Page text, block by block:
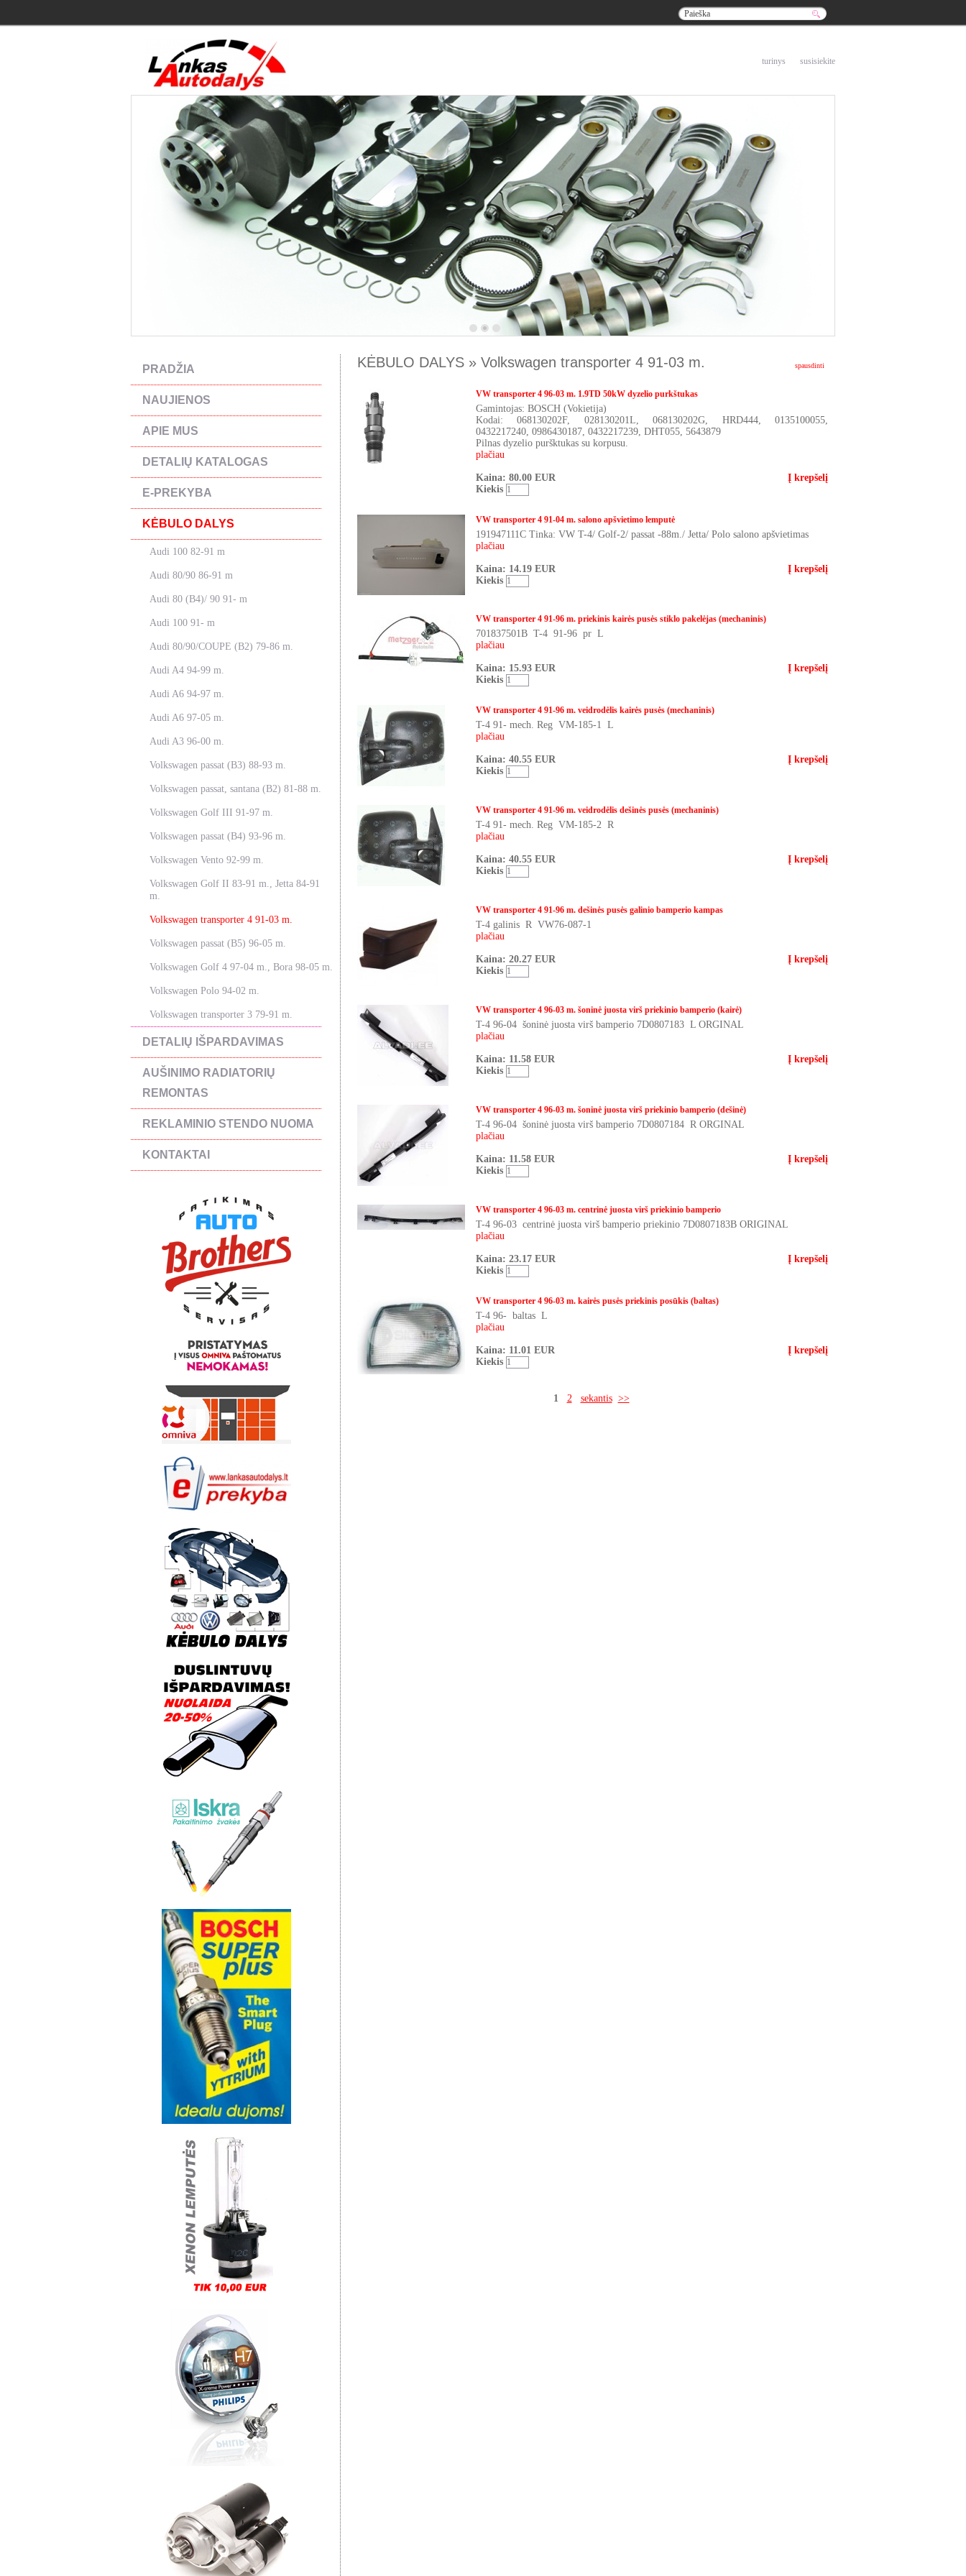
susisiekite
turinys
PRADŽIA
NAUJIENOS
APIE MUS
DETALIŲ KATALOGAS
E-PREKYBA
KĖBULO DALYS
Audi 100 82-91 m
Audi 80/90 86-91 m
Audi 80 (B4)/ 90 91- m
Audi 100 91- m
Audi 80/90/COUPE (B2) 79-86 m.
Audi A4 94-99 m.
Audi A6 94-97 m.
Audi A6 97-05 m.
Audi A3 96-00 m.
Volkswagen passat (B3) 88-93 m.
Volkswagen passat, santana (B2) 81-88 m.
Volkswagen Golf III 91-97 m.
Volkswagen passat (B4) 93-96 m.
Volkswagen Vento 92-99 m.
Volkswagen Golf II 83-91 m., Jetta 84-91
m.
Volkswagen transporter 4 91-03 m.
Volkswagen passat (B5) 96-05 m.
Volkswagen Golf 4 97-04 m., Bora 98-05 m.
Volkswagen Polo 94-02 m.
Volkswagen transporter 3 79-91 m.
DETALIŲ IŠPARDAVIMAS
AUŠINIMO RADIATORIŲ
REMONTAS
REKLAMINIO STENDO NUOMA
KONTAKTAI
KĖBULO DALYS » Volkswagen transporter 4 91-03 m. spausdinti
VW transporter 4 96-03 m. 1.9TD 50kW dyzelio purkštukas
Gamintojas: BOSCH (Vokietija)
Kodai: 068130202F, 028130201L, 068130202G, HRD444, 0135100055,
0432217240, 0986430187, 0432217239, DHT055, 5643879
Pilnas dyzelio puršktukas su korpusu.
plačiau
Kaina: 80.00 EUR
Kiekis
Į krepšelį
VW transporter 4 91-04 m. salono apšvietimo lemputė
191947111C Tinka: VW T-4/ Golf-2/ passat -88m./ Jetta/ Polo salono apšvietimas
plačiau
Kaina: 14.19 EUR
Kiekis
Į krepšelį
VW transporter 4 91-96 m. priekinis kairės pusės stiklo pakelėjas (mechaninis)
701837501B T-4 91-96 pr L
plačiau
Kaina: 15.93 EUR
Kiekis
Į krepšelį
VW transporter 4 91-96 m. veidrodėlis kairės pusės (mechaninis)
T-4 91- mech. Reg VM-185-1 L
plačiau
Kaina: 40.55 EUR
Kiekis
Į krepšelį
VW transporter 4 91-96 m. veidrodėlis dešinės pusės (mechaninis)
T-4 91- mech. Reg VM-185-2 R
plačiau
Kaina: 40.55 EUR
Kiekis
Į krepšelį
VW transporter 4 91-96 m. dešinės pusės galinio bamperio kampas
T-4 galinis R VW76-087-1
plačiau
Kaina: 20.27 EUR
Kiekis
Į krepšelį
VW transporter 4 96-03 m. šoninė juosta virš priekinio bamperio (kairė)
T-4 96-04 šoninė juosta virš bamperio 7D0807183 L ORGINAL
plačiau
Kaina: 11.58 EUR
Kiekis
Į krepšelį
VW transporter 4 96-03 m. šoninė juosta virš priekinio bamperio (dešinė)
T-4 96-04 šoninė juosta virš bamperio 7D0807184 R ORGINAL
plačiau
Kaina: 11.58 EUR
Kiekis
Į krepšelį
VW transporter 4 96-03 m. centrinė juosta virš priekinio bamperio
T-4 96-03 centrinė juosta virš bamperio priekinio 7D0807183B ORIGINAL
plačiau
Kaina: 23.17 EUR
Kiekis
Į krepšelį
VW transporter 4 96-03 m. kairės pusės priekinis posūkis (baltas)
T-4 96- baltas L
plačiau
Kaina: 11.01 EUR
Kiekis
Į krepšelį
1 2 sekantis >>